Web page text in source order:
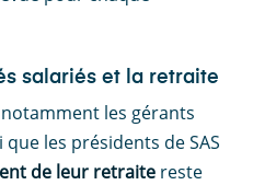
salariés et la retraite
les gérants
les présidents de SAS
de leur retraite reste